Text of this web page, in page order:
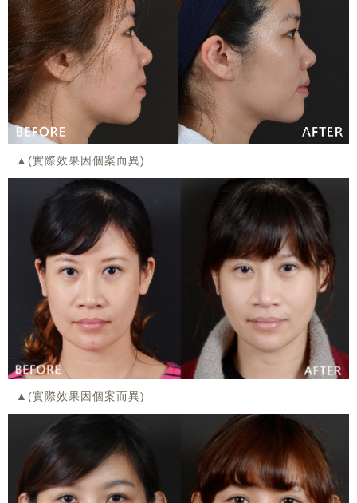
▲(實際效果因個案而異)
▲(實際效果因個案而異)